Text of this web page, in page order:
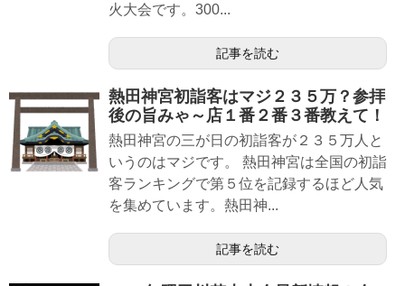
火大会です。300...
記事を読む
熱田神宮初詣客はマジ２３５万？参拝
後の旨みゃ～店１番２番３番教えて！
熱田神宮の三が日の初詣客が２３５万人と
いうのはマジです。 熱田神宮は全国の初詣
客ランキングで第５位を記録するほど人気
を集めています。熱田神...
記事を読む